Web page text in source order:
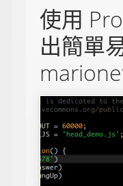
使用
出簡單